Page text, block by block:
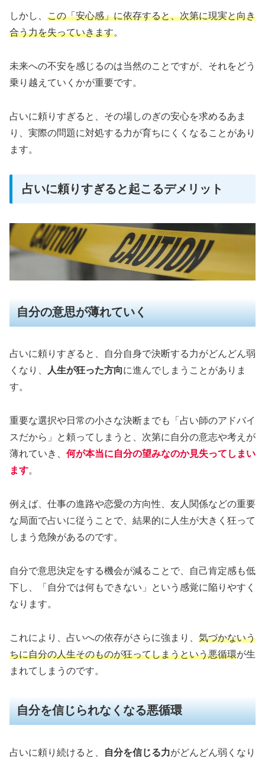
しかし、 この「安心感」に依存すると、次第に現実と向き
合う力を失っていきます。
未来への不安を感じるのは当然のことですが、それをどう
乗り越えていくかが重要です。
占いに頼りすぎると、その場しのぎの安心を求めるあま
り、実際の問題に対処する力が育ちにくくなることがあり
ます。
占いに頼りすぎると起こるデメリット
自分の意思が薄れていく
占いに頼りすぎると、自分自身で決断する力がどんどん弱
くなり、
人生が狂った方向に進んでしまうことがありま
す。
重要な選択や日常の小さな決断までも「占い師のアドバイ
スだから」と頼ってしまうと、次第に自分の意志や考えが
薄れていき、 何が本当に自分の望みなのか見失ってしまい
ます。
例えば、仕事の進路や恋愛の方向性、友人関係などの重要
な局面で占いに従うことで、結果的に人生が大きく狂って
しまう危険があるのです。
自分で意思決定をする機会が減ることで、自己肯定感も低
下し、「自分では何もできない」という感覚に陥りやすく
なります。
これにより、占いへの依存がさらに強まり、 気づかないう
ちに自分の人生そのものが狂ってしまうという悪循環が生
まれてしまうのです。
自分を信じられなくなる悪循環
占いに頼り続けると、 自分を信じる力がどんどん弱くなり